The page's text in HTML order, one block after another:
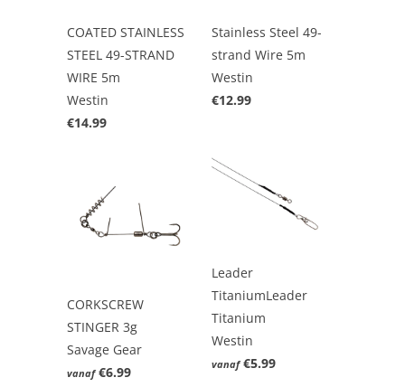
COATED STAINLESS
STEEL 49-STRAND
WIRE 5m
Westin
€14.99
Stainless Steel 49-
strand Wire 5m
Westin
€12.99
CORKSCREW
STINGER 3g
Savage Gear
vanaf €6.99
Leader
TitaniumLeader
Titanium
Westin
vanaf €5.99